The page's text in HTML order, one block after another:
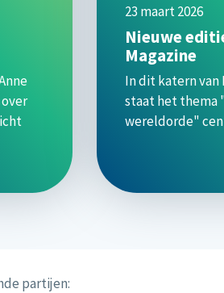
23 maart 2026
Nieuwe
Magazine
In dit katern van
staat het thema
wereldorde"
partijen: